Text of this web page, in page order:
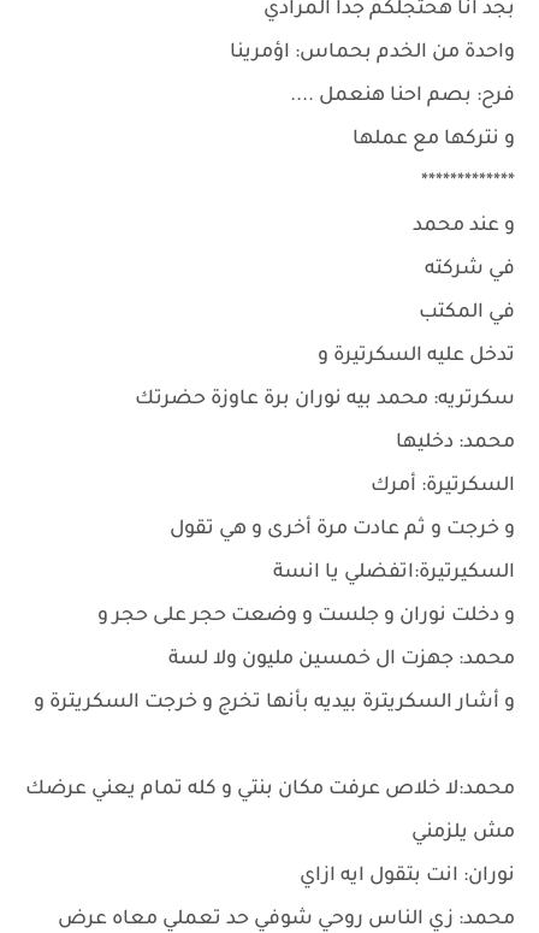
بجد انا هحتجلكم جدا المرادي
واحدة من الخدم بحماس: اؤمرينا
فرح: بصم احنا هنعمل ....
و نتركها مع عملها
*************
و عند محمد
في شركته
في المكتب
تدخل عليه السكرتيرة و
سكرتريه: محمد بيه نوران برة عاوزة حضرتك
محمد: دخليها
السكرتيرة: أمرك
و خرجت و ثم عادت مرة أخرى و هي تقول
السكيرتيرة:اتفضلي يا انسة
و دخلت نوران و جلست و وضعت حجر على حجر و
محمد: جهزت ال خمسين مليون ولا لسة
و أشار السكريترة بيديه بأنها تخرج و خرجت السكريترة و
محمد:لا خلاص عرفت مكان بنتي و كله تمام يعني عرضك
مش يلزمني
نوران: انت بتقول ايه ازاي
محمد: زي الناس روحي شوفي حد تعملي معاه عرض